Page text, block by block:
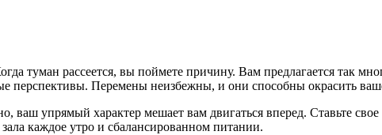
туман рассеется, вы поймете причину. Вам предлагается так
перспективы. Перемены неизбежны, и они способны окрасить
упрямый характер мешает вам двигаться вперед. Ставьте свое
каждое утро и сбалансированном питании.